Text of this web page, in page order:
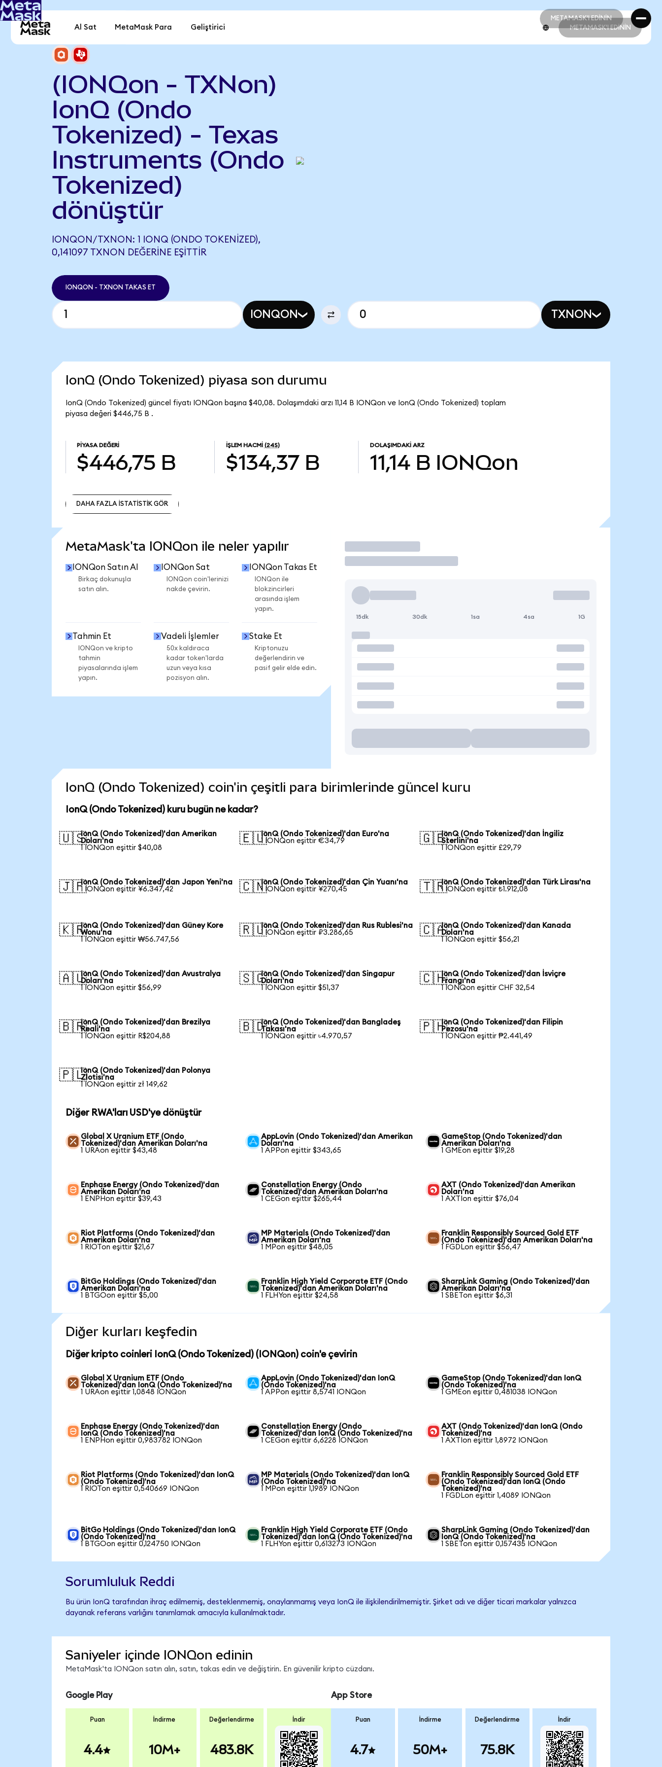
METAMASK'I EDİNİN
METAMASK'I EDİNİN
Al Sat MetaMask Para Geliştirici METAMASK'I EDİNİN
(IONQon - TXNon)
IonQ (Ondo
Tokenized) - Texas
Instruments (Ondo
Tokenized)
dönüştür
IONQON/TXNON: 1 IONQ (ONDO TOKENIZED),
0,141097 TXNON DEĞERINE EŞITTIR
IONQON - TXNON TAKAS ET
IONQON TXNON
IonQ (Ondo Tokenized) piyasa son durumu
IonQ (Ondo Tokenized) güncel fiyatı IONQon başına $40,08. Dolaşımdaki arzı 11,14 B IONQon ve IonQ (Ondo Tokenized) toplam
piyasa değeri $446,75 B .
PIYASA DEĞERI
$446,75 B
İŞLEM HACMI (24S)
$134,37 B
DOLAŞIMDAKI ARZ
11,14 B IONQon
DAHA FAZLA İSTATİSTİK GÖR
MetaMask'ta IONQon ile neler yapılır
IONQon Satın Al
Birkaç dokunuşla
satın alın.
IONQon Sat
IONQon coin'lerinizi
nakde çevirin.
IONQon Takas Et
IONQon ile
blokzincirleri
arasında işlem
yapın.
Tahmin Et
IONQon ve kripto
tahmin
piyasalarında işlem
yapın.
Vadeli İşlemler
50x kaldıraca
kadar token'larda
uzun veya kısa
pozisyon alın.
Stake Et
Kriptonuzu
değerlendirin ve
pasif gelir elde edin.
İşlem Yap
15dk 30dk 1sa 4sa 1G
IonQ (Ondo Tokenized) coin'in çeşitli para birimlerinde güncel kuru
IonQ (Ondo Tokenized) kuru bugün ne kadar?
🇺🇸IonQ (Ondo Tokenized)'dan Amerikan
Doları'na
1 IONQon eşittir $40,08
🇪🇺IonQ (Ondo Tokenized)'dan Euro'na
1 IONQon eşittir €34,79
🇬🇧IonQ (Ondo Tokenized)'dan İngiliz
Sterlini'na
1 IONQon eşittir £29,79
🇯🇵IonQ (Ondo Tokenized)'dan Japon Yeni'na
1 IONQon eşittir ¥6.347,42
🇨🇳IonQ (Ondo Tokenized)'dan Çin Yuanı'na
1 IONQon eşittir ¥270,45
🇹🇷IonQ (Ondo Tokenized)'dan Türk Lirası'na
1 IONQon eşittir ₺1.912,08
🇰🇷IonQ (Ondo Tokenized)'dan Güney Kore
Wonu'na
1 IONQon eşittir ₩56.747,56
🇷🇺IonQ (Ondo Tokenized)'dan Rus Rublesi'na
1 IONQon eşittir ₽3.286,65
🇨🇦IonQ (Ondo Tokenized)'dan Kanada
Doları'na
1 IONQon eşittir $56,21
🇦🇺IonQ (Ondo Tokenized)'dan Avustralya
Doları'na
1 IONQon eşittir $56,99
🇸🇬IonQ (Ondo Tokenized)'dan Singapur
Doları'na
1 IONQon eşittir $51,37
🇨🇭IonQ (Ondo Tokenized)'dan İsviçre
Frangı'na
1 IONQon eşittir CHF 32,54
🇧🇷IonQ (Ondo Tokenized)'dan Brezilya
Reali'na
1 IONQon eşittir R$204,88
🇧🇩IonQ (Ondo Tokenized)'dan Bangladeş
Takası'na
1 IONQon eşittir ৳4.970,57
🇵🇭IonQ (Ondo Tokenized)'dan Filipin
Pezosu'na
1 IONQon eşittir ₱2.441,49
🇵🇱IonQ (Ondo Tokenized)'dan Polonya
Zlotisi'na
1 IONQon eşittir zł 149,62
Diğer RWA'ları USD'ye dönüştür
Global X Uranium ETF (Ondo
Tokenized)'dan Amerikan Doları'na
1 URAon eşittir $43,48
AppLovin (Ondo Tokenized)'dan Amerikan
Doları'na
1 APPon eşittir $343,65
GameStop (Ondo Tokenized)'dan
Amerikan Doları'na
1 GMEon eşittir $19,28
Enphase Energy (Ondo Tokenized)'dan
Amerikan Doları'na
1 ENPHon eşittir $39,43
Constellation Energy (Ondo
Tokenized)'dan Amerikan Doları'na
1 CEGon eşittir $265,44
AXT (Ondo Tokenized)'dan Amerikan
Doları'na
1 AXTIon eşittir $76,04
Riot Platforms (Ondo Tokenized)'dan
Amerikan Doları'na
1 RIOTon eşittir $21,67
MP Materials (Ondo Tokenized)'dan
Amerikan Doları'na
1 MPon eşittir $48,05
Franklin Responsibly Sourced Gold ETF
(Ondo Tokenized)'dan Amerikan Doları'na
1 FGDLon eşittir $56,47
BitGo Holdings (Ondo Tokenized)'dan
Amerikan Doları'na
1 BTGOon eşittir $5,00
Franklin High Yield Corporate ETF (Ondo
Tokenized)'dan Amerikan Doları'na
1 FLHYon eşittir $24,58
SharpLink Gaming (Ondo Tokenized)'dan
Amerikan Doları'na
1 SBETon eşittir $6,31
Diğer kurları keşfedin
Diğer kripto coinleri IonQ (Ondo Tokenized) (IONQon) coin'e çevirin
Global X Uranium ETF (Ondo
Tokenized)'dan IonQ (Ondo Tokenized)'na
1 URAon eşittir 1,0848 IONQon
AppLovin (Ondo Tokenized)'dan IonQ
(Ondo Tokenized)'na
1 APPon eşittir 8,5741 IONQon
GameStop (Ondo Tokenized)'dan IonQ
(Ondo Tokenized)'na
1 GMEon eşittir 0,481038 IONQon
Enphase Energy (Ondo Tokenized)'dan
IonQ (Ondo Tokenized)'na
1 ENPHon eşittir 0,983782 IONQon
Constellation Energy (Ondo
Tokenized)'dan IonQ (Ondo Tokenized)'na
1 CEGon eşittir 6,6228 IONQon
AXT (Ondo Tokenized)'dan IonQ (Ondo
Tokenized)'na
1 AXTIon eşittir 1,8972 IONQon
Riot Platforms (Ondo Tokenized)'dan IonQ
(Ondo Tokenized)'na
1 RIOTon eşittir 0,540669 IONQon
MP Materials (Ondo Tokenized)'dan IonQ
(Ondo Tokenized)'na
1 MPon eşittir 1,1989 IONQon
Franklin Responsibly Sourced Gold ETF
(Ondo Tokenized)'dan IonQ (Ondo
Tokenized)'na
1 FGDLon eşittir 1,4089 IONQon
BitGo Holdings (Ondo Tokenized)'dan IonQ
(Ondo Tokenized)'na
1 BTGOon eşittir 0,124750 IONQon
Franklin High Yield Corporate ETF (Ondo
Tokenized)'dan IonQ (Ondo Tokenized)'na
1 FLHYon eşittir 0,613273 IONQon
SharpLink Gaming (Ondo Tokenized)'dan
IonQ (Ondo Tokenized)'na
1 SBETon eşittir 0,157435 IONQon
Sorumluluk Reddi
Bu ürün IonQ tarafından ihraç edilmemiş, desteklenmemiş, onaylanmamış veya IonQ ile ilişkilendirilmemiştir. Şirket adı ve diğer ticari markalar yalnızca
dayanak referans varlığını tanımlamak amacıyla kullanılmaktadır.
Saniyeler içinde IONQon edinin
MetaMask'ta IONQon satın alın, satın, takas edin ve değiştirin. En güvenilir kripto cüzdanı.
Google Play
Puan
4.4
İndirme
10M+
Değerlendirme
483.8K
İndir
App Store
Puan
4.7
İndirme
50M+
Değerlendirme
75.8K
İndir